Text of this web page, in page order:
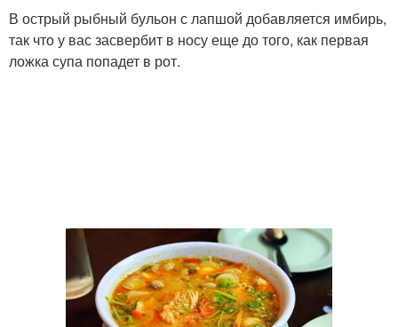
В острый рыбный бульон с лапшой добавляется имбирь,
так что у вас засвербит в носу еще до того, как первая
ложка супа попадет в рот.